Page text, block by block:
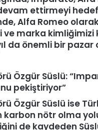
ettirmeyi
Alfa Romeo
ve marka
da önemli bir pazar
Özgür Süslü:“
pekiştiriyor”
Özgür Süslü ise
karbon nötr olma
de kaydeden